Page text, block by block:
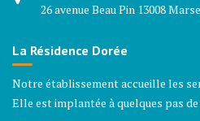
26 avenue Beau Pin 13008
La Résidence Dorée
Notre établissement accueille les
Elle est implantée à quelques pas